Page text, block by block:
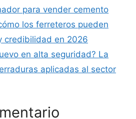
para vender cemento
los ferreteros pueden
credibilidad en 2026
en alta seguridad? La
aplicadas al sector